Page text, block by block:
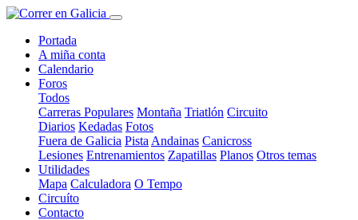
Portada
A miña conta
Calendario
Foros
Todos
Carreras Populares Montaña Triatlón Circuito
Diarios Kedadas Fotos
Fuera de Galicia Pista Andainas Canicross
Lesiones Entrenamientos Zapatillas Planos Otros temas
Utilidades
Mapa Calculadora O Tempo
Circuíto
Contacto